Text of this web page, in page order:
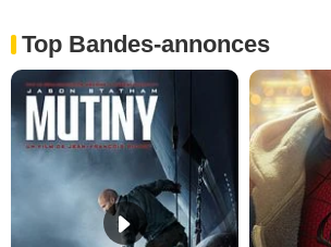
Top Bandes-annonces